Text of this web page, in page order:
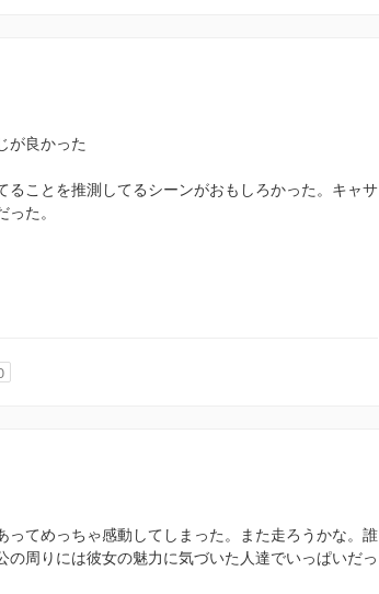
が良かった
ることを推測してるシーンがおもしろかった。キャサ
た。
ってめっちゃ感動してしまった。また走ろうかな。誰
の周りには彼女の魅力に気づいた人達でいっぱいだっ